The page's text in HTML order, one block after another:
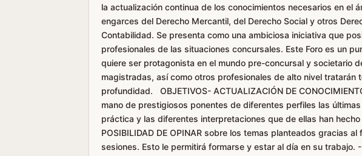
la actualización continua de los conocimientos necesarios en el
engarces del Derecho Mercantil, del Derecho Social y otros
Contabilidad. Se presenta como una ambiciosa iniciativa que
profesionales de las situaciones concursales. Este Foro es un
quiere ser protagonista en el mundo pre-concursal y societario
magistradas, así como otros profesionales de alto nivel tratarán
profundidad. OBJETIVOS- ACTUALIZACIÓN DE
mano de prestigiosos ponentes de diferentes perfiles las
práctica y las diferentes interpretaciones que de ellas han hecho
POSIBILIDAD DE OPINAR sobre los temas planteados gracias
sesiones. Esto le permitirá formarse y estar al día en su trabajo.